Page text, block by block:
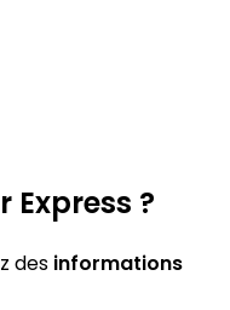
Express ?
des informations